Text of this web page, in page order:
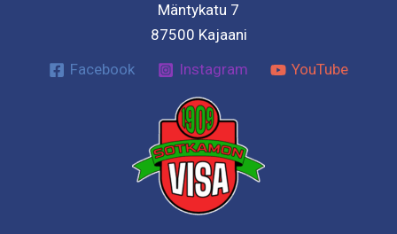
Mäntykatu 7
87500 Kajaani
Facebook
Instagram YouTube